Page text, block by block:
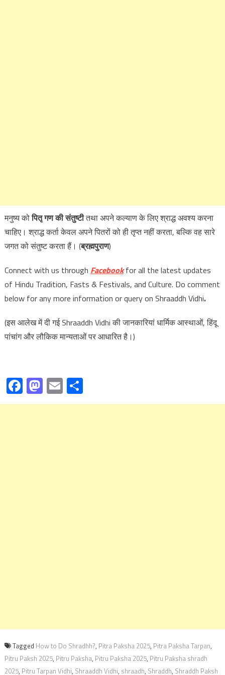
मनुष्य कोपितृ गण की संतुष्टीतथा अपने कल्याण के लिए श्राद्ध अवश्य करना
चाहिए। श्राद्ध कर्ता केवल अपने पितरों को ही तृप्त नहीं करता, बल्कि वह सारे
जगत को संतुष्ट करता हैं। (ब्रह्मपुराण)
Connect with us through Facebook for all the latest updates
of Hindu Tradition, Fasts & Festivals, and Culture. Do comment
below for any more information or query on Shraaddh Vidhi.
(इस आलेख में दी गई Shraaddh Vidhi की जानकारियां धार्मिक आस्थाओं, हिंदू
पांचांग और लौकिक मान्यताओं पर आधारित है।)
Facebook
Mastodon
EmailShare
Tagged How to Do Shradhh?, Pitra Paksha 2025, Pitra Paksha Tarpan,
Pitru Paksh 2025, Pitru Paksha, Pitru Paksha 2025, Pitru Paksha shradh
2025, Pitru Tarpan Vidhi, Shraaddh Vidhi, shraadh, Shraddh, Shraddh Paksh